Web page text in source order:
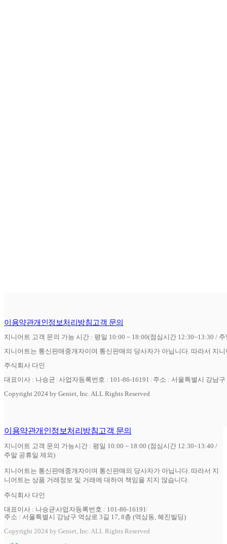
이용약관개인정보처리방침고객 문의
지니어트 고객 문의 가능 시간 : 평일 10:00 ~ 18:00(점심시간 12:30~13:30 /
지니어트는 통신판매중개자이며 통신판매의 당사자가 아닙니다. 따라서 지
주식회사 다인
대표이사 : 나승균 사업자등록번호 : 101-86-16191 주소 : 서울특별시 강남
Copyright 2024 by Geniet, Inc. ALL Rights Reserved
이용약관개인정보처리방침고객 문의
지니어트 고객 문의 가능시간 : 평일 10:00 ~ 18:00 (점심시간 12:30~13:40 /
주말 공휴일 제외)
지니어트는 통신판매중개자이며 통신판매의 당사자가 아닙니다. 따라서 지
니어트는 상품 거래정보 및 거래에 대하여 책임을 지지 않습니다.
주식회사 다인
대표이사 : 나승균사업자등록번호 : 101-86-16191
주소 : 서울특별시 강남구 역삼로 3길 17, 8층 (역삼동, 혜진빌딩)
Copyright 2024 by Geniet, Inc. ALL Rights Reserved